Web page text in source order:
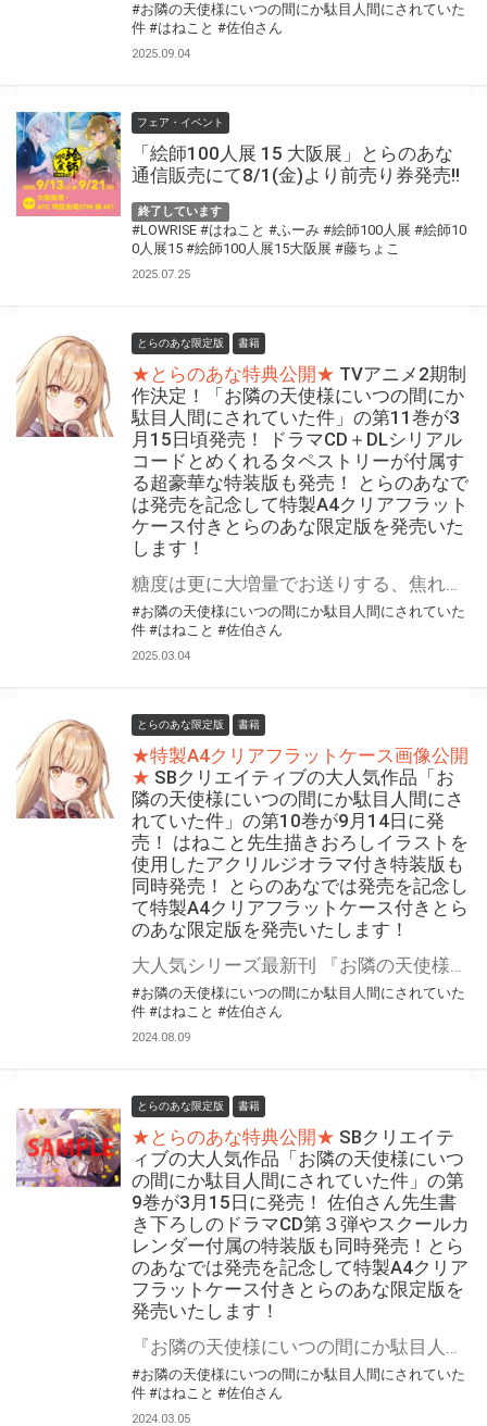
#お隣の天使様にいつの間にか駄目人間にされていた
件 #はねこと #佐伯さん
2025.09.04
フェア・イベント
「絵師100人展 15 大阪展」とらのあな
通信販売にて8/1(金)より前売り券発売!!
終了しています
#LOWRISE #はねこと #ふーみ #絵師100人展 #絵師10
0人展15 #絵師100人展15大阪展 #藤ちょこ
2025.07.25
とらのあな限定版 書籍
★とらのあな特典公開★ TVアニメ2期制
作決定！「お隣の天使様にいつの間にか
駄目人間にされていた件」の第11巻が3
月15日頃発売！ ドラマCD＋DLシリアル
コードとめくれるタペストリーが付属す
る超豪華な特装版も発売！ とらのあなで
は発売を記念して特製A4クリアフラット
ケース付きとらのあな限定版を発売いた
します！
糖度は更に大増量でお送りする、焦れ焦れ甘々ラブストーリー！TVアニメ2期制作決定！ 『お隣の天使様にいつの間にか駄目人間にされていた件』第11巻が3月15日(土)頃に発売！ ドラマCD＋DLシリアルコードとめくれるタペストリーが付属する超豪華な特装版も発売！ ドラマCD第4弾は、著者の佐伯さん先生書き下ろしストーリーを収録。 めくれるタペストリーは、イラストレーターのはねこと先生描き下ろしイラストでお送りします！ とらのあなでは発売を記念して「特製A4クリアフラットケース付き」とらのあな限定版を発売いたします。 とらのあな限定版の数は限られていますので是非お早めにお求めください！
#お隣の天使様にいつの間にか駄目人間にされていた
件 #はねこと #佐伯さん
2025.03.04
とらのあな限定版 書籍
★特製A4クリアフラットケース画像公開
★ SBクリエイティブの大人気作品「お
隣の天使様にいつの間にか駄目人間にさ
れていた件」の第10巻が9月14日に発
売！ はねこと先生描きおろしイラストを
使用したアクリルジオラマ付き特装版も
同時発売！ とらのあなでは発売を記念し
て特製A4クリアフラットケース付きとら
のあな限定版を発売いたします！
大人気シリーズ最新刊 『お隣の天使様にいつの間にか駄目人間にされていた件』の第10巻が9月14日に発売！ はねこと先生描きおろしイラストを使用したアクリルジオラマ付き特装版も同時発売！ とらのあなでは発売を記念して「特製A4クリアフラットケース付き」とらのあな限定版を発売いたします。 とらのあな限定版の数は限られていますので是非お早めにお求めください！
#お隣の天使様にいつの間にか駄目人間にされていた
件 #はねこと #佐伯さん
2024.08.09
とらのあな限定版 書籍
★とらのあな特典公開★ SBクリエイテ
ィブの大人気作品「お隣の天使様にいつ
の間にか駄目人間にされていた件」の第
9巻が3月15日に発売！ 佐伯さん先生書
き下ろしのドラマCD第３弾やスクールカ
レンダー付属の特装版も同時発売！とら
のあなでは発売を記念して特製A4クリア
フラットケース付きとらのあな限定版を
発売いたします！
『お隣の天使様にいつの間にか駄目人間にされていた件9』が3月15日(金)に発売！ 佐伯さん先生書き下ろしのドラマCD第３弾やスクールカレンダー付属の特装版も同時発売！ とらのあなでは発売を記念して「特製A4クリアフラットケース付き」とらのあな限定版を発売いたします。 とらのあな限定版の数は限られていますので是非お早めにお求めください！
#お隣の天使様にいつの間にか駄目人間にされていた
件 #はねこと #佐伯さん
2024.03.05